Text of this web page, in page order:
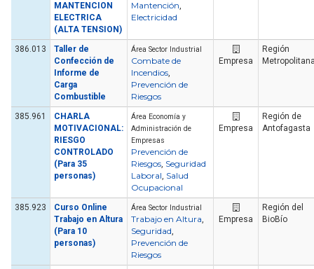
MANTENCION
ELECTRICA
(ALTA TENSION)
Mantención,
Electricidad
386.013
Taller de
Confección de
Informe de
Carga
Combustible
Área Sector Industrial
Combate de
Incendios,
Prevención de
Riesgos
Empresa
Región
385.961
CHARLA
MOTIVACIONAL:
RIESGO
CONTROLADO
(Para 35
personas)
Área Economía y
Administración de
Empresas
Prevención de
Riesgos, Seguridad
Laboral, Salud
Ocupacional
Empresa
Región de
Antofagasta
385.923
Curso Online
Trabajo en Altura
(Para 10
personas)
Área Sector Industrial
Trabajo en Altura,
Seguridad,
Prevención de
Riesgos
Empresa
Región del
BioBío